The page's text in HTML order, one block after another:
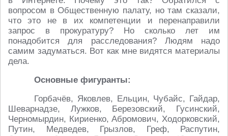
вопросом в Общественную палату, но там сказали,
что это не в их компетенции и перенаправили
запрос в прокуратуру? Но сколько лет им
понадобится для расследования? Людям надо
самим задуматься. Вот как мне видятся материалы
дела.
Основные фигуранты:
Горбачёв, Яковлев, Ельцин, Чубайс, Гайдар,
Шеварнадзе, Лужков, Березовский, Гусинский,
Черномырдин, Кириенко, Абромович, Ходорковский,
Путин, Медведев, Грызлов, Греф, Распутин,